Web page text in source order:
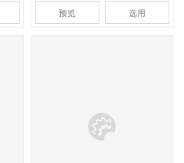
预览
选用
适合大型儿童摄影及婚纱
摄影连锁机构，功能含风
格样片及分类、客片展